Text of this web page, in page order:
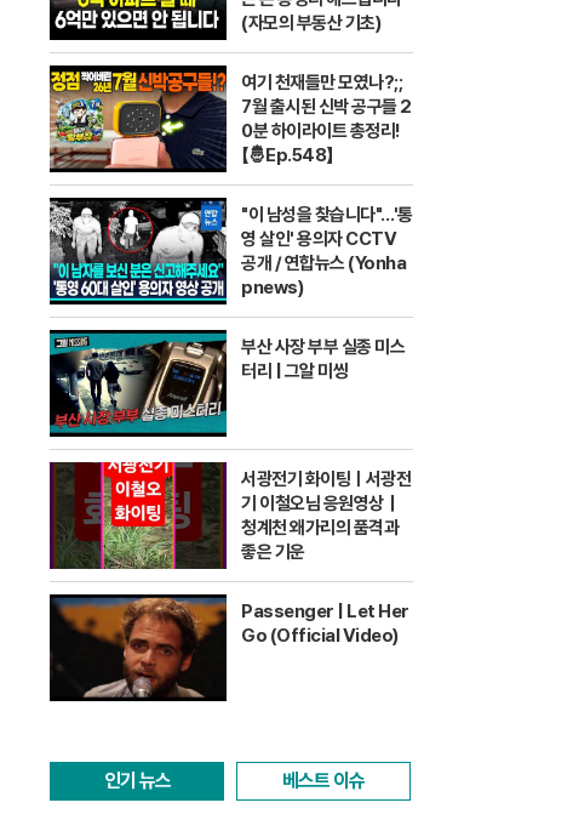
(자모의 부동산 기초)
여기 천재들만 모였나?;;
7월 출시된 신박 공구들 2
0분 하이라이트 총정리!
【🤴Ep.548】
"이 남성을 찾습니다"…'통
영 살인' 용의자 CCTV
공개 / 연합뉴스 (Yonha
pnews)
부산 사장 부부 실종 미스
터리 | 그알 미씽
서광전기 화이팅ㅣ서광전
기 이철오님 응원영상｜
청계천 왜가리의 품격과
좋은 기운
Passenger | Let Her
Go (Official Video)
인기 뉴스 베스트 이슈